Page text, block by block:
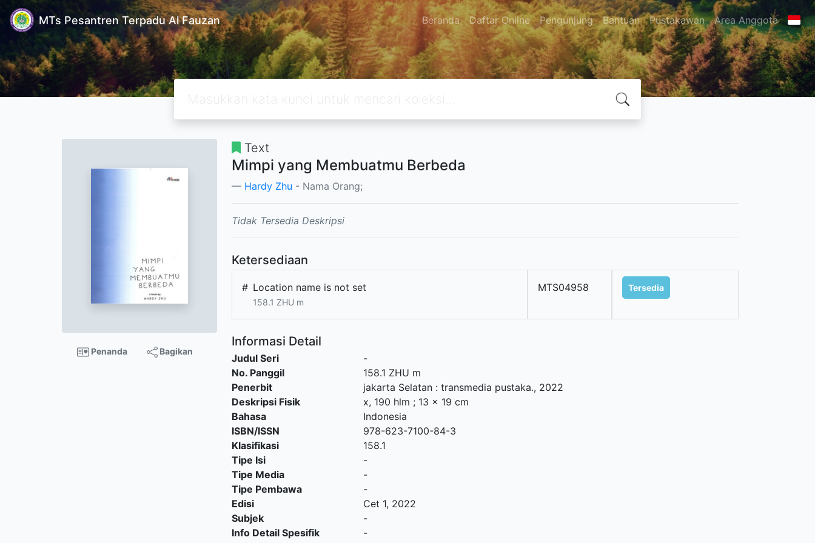
MTs Pesantren Terpadu Al Fauzan Beranda Daftar Online Pengunjung Bantuan Pustakawan Area Anggota
Penanda Bagikan
Text
Mimpi yang Membuatmu Berbeda
Hardy Zhu - Nama Orang;
Tidak Tersedia Deskripsi
Ketersediaan
# Location name is not set
158.1 ZHU m
MTS04958 Tersedia
Informasi Detail
Judul Seri
-
No. Panggil
158.1 ZHU m
Penerbit
jakarta Selatan: transmedia pustaka., 2022
Deskripsi Fisik
x, 190 hlm ; 13 x 19 cm
Bahasa
Indonesia
ISBN/ISSN
978-623-7100-84-3
Klasifikasi
158.1
Tipe Isi
-
Tipe Media
-
Tipe Pembawa
-
Edisi
Cet 1, 2022
Subjek
-
Info Detail Spesifik
-